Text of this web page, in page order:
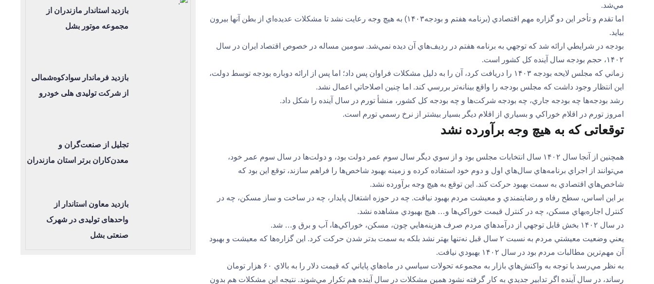
مي‌شد.
اما تقدم و تأخر اين دو گزاره مهم اقتصادي (برنامه هفتم و بودجه۱۴۰۳) به هيچ‌ وجه رعايت نشد تا مشكلات عديده‌اي از بطن آنها بيرون
بيايد.
بودجه در شرايطي ارائه شد كه توجهي به برنامه هفتم در رديف‌هاي آن ديده نمي‌شد. سومين مساله در خصوص اقتصاد ايران در سال
۱۴۰۲، حجم بودجه سال آينده كل كشور است.
زماني كه مجلس لايحه بودجه ۱۴۰۳ را دريافت كرد، آن را به دليل مشكلات فراوان پس داد؛ اما پس از ارائه دوباره بودجه توسط دولت،
اين انتظار وجود داشت كه مجلس بودجه را واقع بينانه‌تر بررسي كند. اما چنين اصلاحاتي اعمال نشد.
رشد بودجه‌ها چه بودجه جاري، چه بودجه شركت‌ها و چه بودجه كل كشور، منشأ تورم در سال آينده را شكل داد.
امروز تورم در اقلام خوراكي و بسياري از اقلام ديگر بسيار بيشتر از نرخ رسمي تورم است.
توقعاتی که به هيچ ‌وجه برآورده نشد
همچنين از آنجا سال ۱۴۰۲ سال انتخابات مجلس بود و از سوي ديگر سال سوم عمر دولت بود، و دولت‌ها در سال سوم عمر خود،
مي‌توانند از اجراي برنامه‌هاي سال‌هاي اول و دوم خود استفاده كرده و زمينه بهبود شاخص‌ها را فراهم سازند، توقع اين بود كه
شاخص‌هاي اقتصادي به سمت بهبود حركت كند. اين توقع به هيچ ‌وجه برآورده نشد.
بر اين اساس، سطح رفاه و رضايتمندي و معيشت مردم بهبود نيافت. چه در حوزه اشتغال پايدار، چه در ساخت و ساز مسكن، چه در
كنترل اجاره‌بهاي مسكن، چه در كنترل قيمت خوراكي‌ها و… هيچ بهبودي مشاهده نشد.
در سال ۱۴۰۲ بخش قابل توجهي از درآمدهاي مردم صرف هزينه‌هايي چون، مسكن، خوراكي‌ها، آب و برق و… شد.
يعني وضعيت معيشتي مردم به نسبت ۲ سال قبل نه‌تنها بهتر نشد بلكه به سمت بدتر شدن حركت كرد. اين گزاره‌ها كه معيشت و بهبود
آن مهم‌ترين مطالبات مردم بود در سال ۱۴۰۲ بهبودي نيافت.
به نظر مي‌رسد با توجه به واكنش‌هاي بازار به مجموعه تحولات سياسي در ماه‌هاي پاياني كه قيمت دلار را به بالاي ۶۰ هزار تومان
رساند، در سال آينده اگر تدابير جديدي به كار گرفته نشود همين مشكلات در سال آينده هم تكرار مي‌شوند. نتيجه اين مشكلات هم بدون
بازدید استاندار مازندران از
مجموعه موتور بشل
بازدید فرماندار سوادکوه‌شمالی
از شرکت تولیدی هلی خودرو
تجلیل از صنعت‌گران و
معدن‌کاران برتر استان مازندران
بازدید معاون استاندار از
واحدهای تولیدی در شهرک
صنعتی بشل